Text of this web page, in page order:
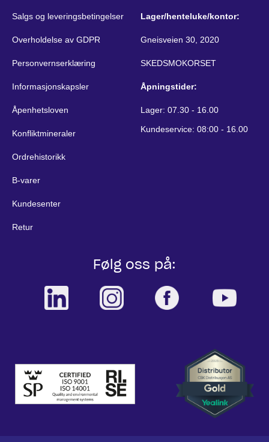
Salgs og leveringsbetingelser
Overholdelse av GDPR
Personvernserklæring
Informasjonskapsler
Åpenhetsloven
Konfliktmineraler
Ordrehistorikk
B-varer
Kundesenter
Retur
Lager/henteluke/kontor:
Gneisveien 30, 2020
SKEDSMOKORSET
Åpningstider:
Lager: 07.30 - 16.00
Kundeservice: 08:00 - 16.00
Følg oss på: